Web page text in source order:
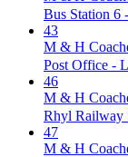
Bus Station 6
43
M & H
Post Office -
46
M & H
Rhyl Railway
47
M & H